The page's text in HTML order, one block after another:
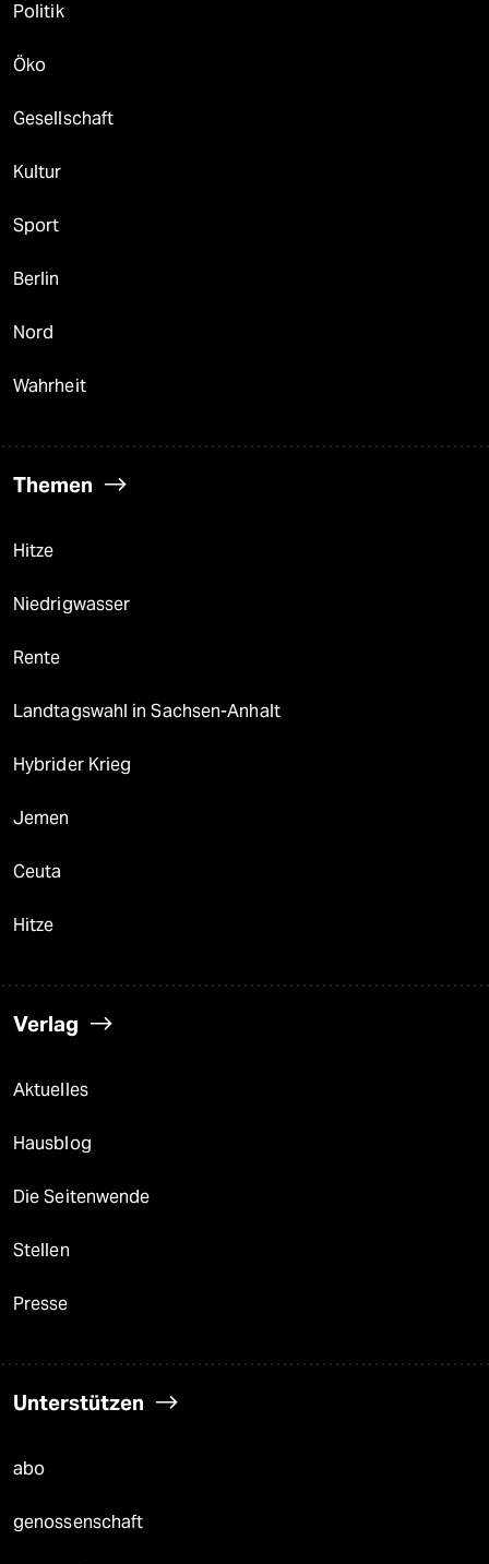
Politik
Öko
Gesellschaft
Kultur
Sport
Berlin
Nord
Wahrheit
Themen
Hitze
Niedrigwasser
Rente
Landtagswahl in Sachsen-Anhalt
Hybrider Krieg
Jemen
Ceuta
Hitze
Verlag
Aktuelles
Hausblog
Die Seitenwende
Stellen
Presse
Unterstützen
abo
genossenschaft